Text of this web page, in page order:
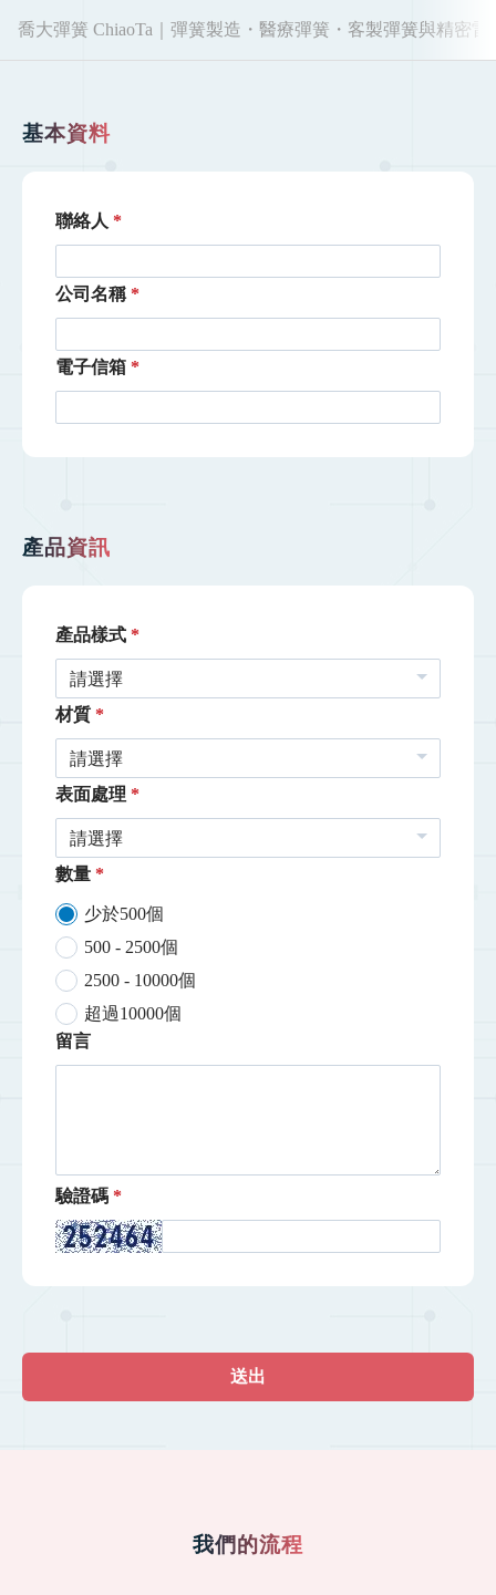
喬大彈簧 ChiaoTa｜彈簧製造・醫療彈簧・客製彈簧與精密雷
基本資料
聯絡人
公司名稱
電子信箱
產品資訊
產品樣式
請選擇
材質
請選擇
表面處理
請選擇
數量
少於500個
500 - 2500個
2500 - 10000個
超過10000個
留言
驗證碼
送出
我們的流程